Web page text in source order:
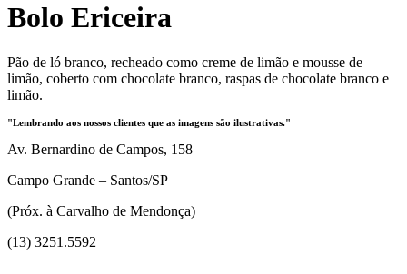
Bolo Ericeira
Pão de ló branco, recheado como creme de limão e mousse de
limão, coberto com chocolate branco, raspas de chocolate branco e
limão.
"Lembrando aos nossos clientes que as imagens são ilustrativas."
Av. Bernardino de Campos, 158
Campo Grande – Santos/SP
(Próx. à Carvalho de Mendonça)
(13) 3251.5592